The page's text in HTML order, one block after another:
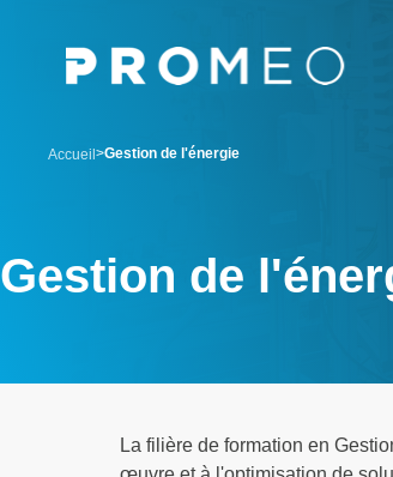
Accueil Gestion de l'énergie
Gestion de
La filière de formation en